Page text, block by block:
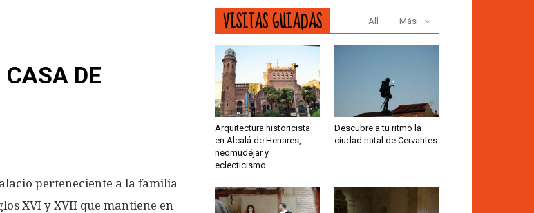
CASA DE
perteneciente a la familia
XVI y XVII que mantiene en
VISITAS GUIADAS All Más
Arquitectura historicista
en Alcalá de Henares,
neomudéjar y
eclecticismo.
Descubre a tu ritmo la
ciudad natal de Cervantes